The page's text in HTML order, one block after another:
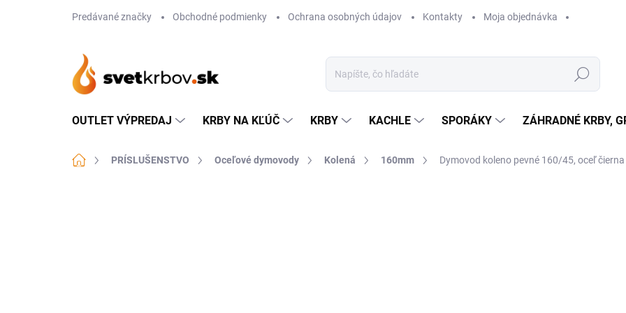
Predávané značky Obchodné podmienky Ochrana osobných údajov Kontakty Moja objednávka
Hľadať
OUTLET VÝPREDAJ KRBY NA KĽÚČ KRBY KACHLE SPORÁKY ZÁHRADNÉ KRBY,
DomovPRÍSLUŠENSTVO Oceľové dymovody Kolená 160mm Dymovod koleno pevné 160/45, oceľ čierna